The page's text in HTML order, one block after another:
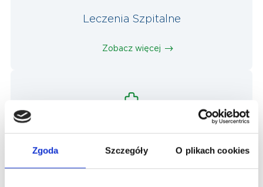
Zgoda Szczegóły O plikach cookies
Leczenia Szpitalne
Zobacz więcej
Zobacz więcej